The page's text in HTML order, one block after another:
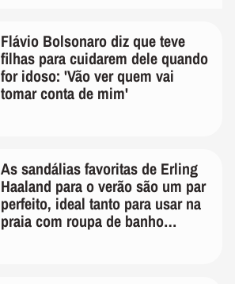
Flávio Bolsonaro diz que teve
filhas para cuidarem dele quando
for idoso: 'Vão ver quem vai
tomar conta de mim'
As sandálias favoritas de Erling
Haaland para o verão são um par
perfeito, ideal tanto para usar na
praia com roupa de banho